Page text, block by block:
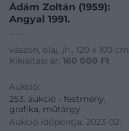
Ádám Zoltán (1959):
Angyal 1991.
vászon, olaj, jh., 120 x 100 cm
Kikiáltási ár: 160 000 Ft
Aukció:
253. aukció - festmény,
grafika, műtárgy
Aukció időpontja: 2023-02-